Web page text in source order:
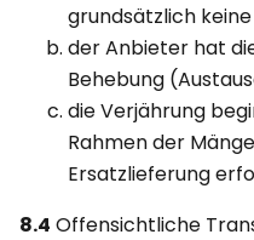
grundsätzlich
der Anbieter hat
Behebung
die Verjährung
Rahmen der
Ersatzlieferung
8.4 Offensichtliche